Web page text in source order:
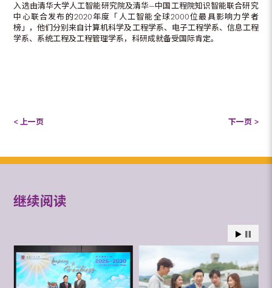
入选由清华大学人工智能研究院及清华—中国工程院知识智能联合研究
中心联合发布的2020年度「人工智能全球2000位最具影响力学者
榜」，他们分别来自计算机科学及工程学系、电子工程学系、信息工程
学系、系统工程及工程管理学系，科研成就备受国际肯定。
< 上一页 下一页 >
继续阅读